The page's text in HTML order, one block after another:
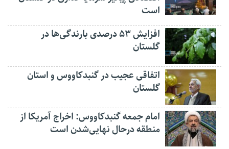
است
افزایش ۵۳ درصدی بارندگی‌ها در
گلستان
اتفاقی عجیب در‌ گنبدکاووس و استان
گلستان
امام جمعه گنبدکاووس: اخراج آمریکا از
منطقه درحال نهایی‌شدن است